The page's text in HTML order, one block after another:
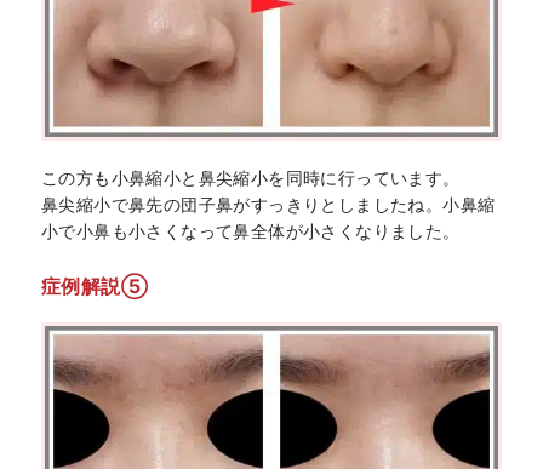
この方も小鼻縮小と鼻尖縮小を同時に行っています。
鼻尖縮小で鼻先の団子鼻がすっきりとしましたね。小鼻縮
小で小鼻も小さくなって鼻全体が小さくなりました。
症例解説⑤